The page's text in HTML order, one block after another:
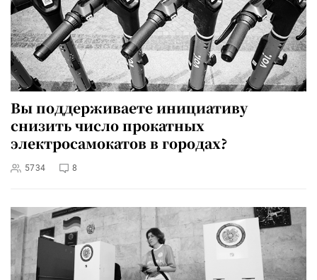
Вы поддерживаете инициативу
снизить число прокатных
электросамокатов в городах?
5734 8